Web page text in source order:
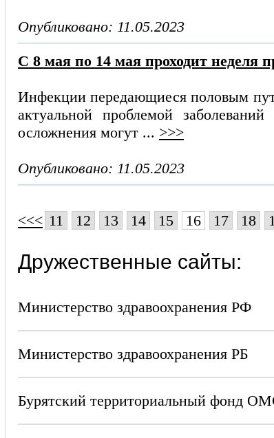
Опубликовано: 11.05.2023
С 8 мая по 14 мая проходит
Инфекции передающиеся половым
актуальной проблемой
осложнения могут ... >>>
Опубликовано: 11.05.2023
<<< 11 12 13 14 15 16 17 18
Дружественные сайты:
Министерство здравоохранения РФ
Министерство здравоохранения РБ
Бурятский территориальный фонд